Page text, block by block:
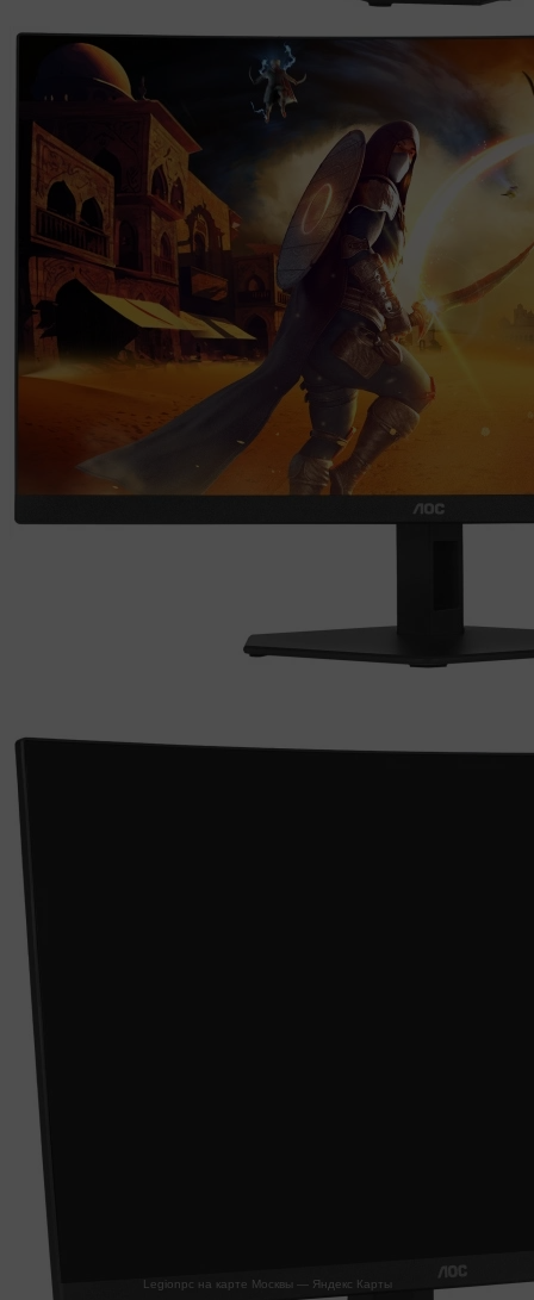
Legionpc на карте Москвы — Яндекс Карты